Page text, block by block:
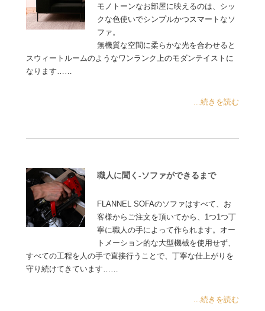
モノトーンなお部屋に映えるのは、シッ
クな色使いでシンプルかつスマートなソ
ファ。
無機質な空間に柔らかな光を合わせると
スウィートルームのようなワンランク上のモダンテイストに
なります……
...続きを読む
職人に聞く-ソファができるまで
FLANNEL SOFAのソファはすべて、お
客様からご注文を頂いてから、1つ1つ丁
寧に職人の手によって作られます。オー
トメーション的な大型機械を使用せず、
すべての工程を人の手で直接行うことで、丁寧な仕上がりを
守り続けてきています……
...続きを読む